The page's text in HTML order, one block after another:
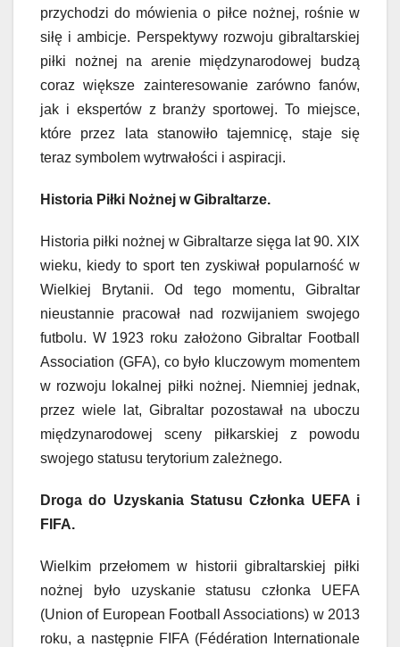
przychodzi do mówienia o piłce nożnej, rośnie w
siłę i ambicje. Perspektywy rozwoju gibraltarskiej
piłki nożnej na arenie międzynarodowej budzą
coraz większe zainteresowanie zarówno fanów,
jak i ekspertów z branży sportowej. To miejsce,
które przez lata stanowiło tajemnicę, staje się
teraz symbolem wytrwałości i aspiracji.
Historia Piłki Nożnej w Gibraltarze.
Historia piłki nożnej w Gibraltarze sięga lat 90. XIX
wieku, kiedy to sport ten zyskiwał popularność w
Wielkiej Brytanii. Od tego momentu, Gibraltar
nieustannie pracował nad rozwijaniem swojego
futbolu. W 1923 roku założono Gibraltar Football
Association (GFA), co było kluczowym momentem
w rozwoju lokalnej piłki nożnej. Niemniej jednak,
przez wiele lat, Gibraltar pozostawał na uboczu
międzynarodowej sceny piłkarskiej z powodu
swojego statusu terytorium zależnego.
Droga do Uzyskania Statusu Członka UEFA i
FIFA.
Wielkim przełomem w historii gibraltarskiej piłki
nożnej było uzyskanie statusu członka UEFA
(Union of European Football Associations) w 2013
roku, a następnie FIFA (Fédération Internationale